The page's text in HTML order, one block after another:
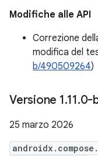
Modifiche alle API
Correzione
modifica del
b/490509264)
Versione 1.11.0-
25 marzo 2026